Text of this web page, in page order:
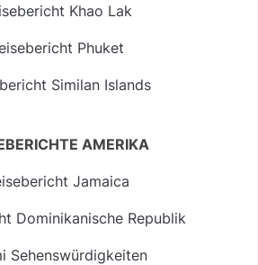
Khao Lak
Phuket
Similan Islands
AMERIKA
Jamaica
Dominikanische Republik
Sehenswürdigkeiten